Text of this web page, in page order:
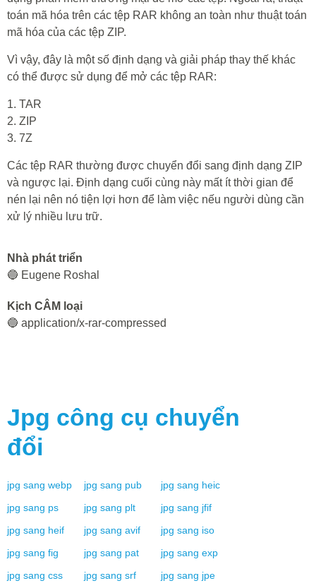
toán mã hóa trên các tệp RAR không an toàn như thuật toán
mã hóa của các tệp ZIP.
Vì vậy, đây là một số định dạng và giải pháp thay thế khác
có thể được sử dụng để mở các tệp RAR:
1. TAR
2. ZIP
3. 7Z
Các tệp RAR thường được chuyển đổi sang định dạng ZIP
và ngược lại. Định dạng cuối cùng này mất ít thời gian để
nén lại nên nó tiện lợi hơn để làm việc nếu người dùng cần
xử lý nhiều lưu trữ.
Nhà phát triển
🔵 Eugene Roshal
Kịch CÂM loại
🔵 application/x-rar-compressed
Jpg công cụ chuyển
đổi
jpg sang webp jpg sang pub jpg sang heic
jpg sang ps jpg sang plt jpg sang jfif
jpg sang heif jpg sang avif jpg sang iso
jpg sang fig jpg sang pat jpg sang exp
jpg sang css jpg sang srf jpg sang jpe